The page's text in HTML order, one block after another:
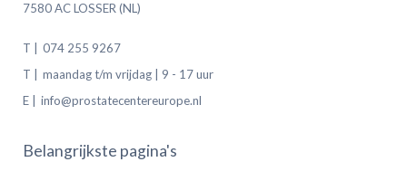
7580 AC LOSSER (NL)
T |
074 255 9267
T |
maandag t/m vrijdag | 9 - 17 uur
E |
info@prostatecentereurope.nl
Belangrijkste pagina's